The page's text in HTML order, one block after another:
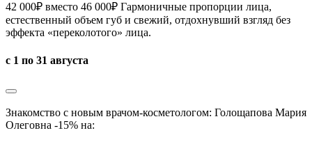
42 000₽ вместо 46 000₽ Гармоничные пропорции лица,
естественный объем губ и свежий, отдохнувший взгляд без
эффекта «переколотого» лица.
с 1 по 31 августа
Знакомство с новым врачом-косметологом: Голощапова Мария
Олеговна -15% на: